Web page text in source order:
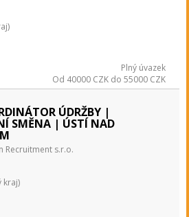
Plný úvazek
Od 40000 CZK do 55000 CZK
ÚDRŽBY |
SMĚNA | ÚSTÍ NAD
Recruitment s.r.o.
kraj)